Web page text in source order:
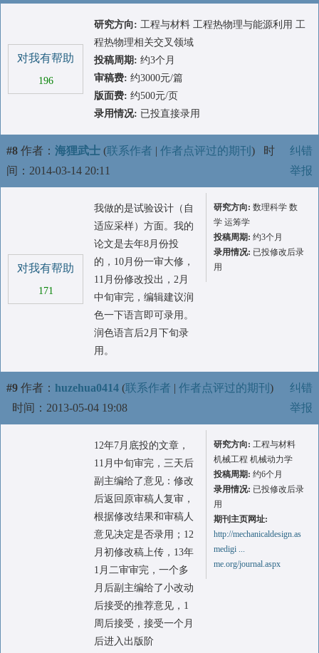
对我有帮助
196
研究方向: 工程与材料 工程热物理与能源利用 工
程热物理相关交叉领域
投稿周期: 约3个月
审稿费: 约3000元/篇
版面费: 约500元/页
录用情况: 已投直接录用
#8 作者： 海狸武士 (联系作者 | 作者点评过的期刊 ) 时
间：2014-03-14 20:11
纠错
举报
对我有帮助
171
我做的是试验设计（自
适应采样）方面。我的
论文是去年8月份投
的，10月份一审大修，
11月份修改投出，2月
中旬审完，编辑建议润
色一下语言即可录用。
润色语言后2月下旬录
用。
研究方向: 数理科学 数
学 运筹学
投稿周期: 约3个月
录用情况: 已投修改后录
用
#9 作者： huzehua0414 (联系作者 | 作者点评过的期刊 )
时间：2013-05-04 19:08
纠错
举报
12年7月底投的文章，
11月中旬审完，三天后
副主编给了意见：修改
后返回原审稿人复审，
根据修改结果和审稿人
意见决定是否录用；12
月初修改稿上传，13年
1月二审审完，一个多
月后副主编给了小改动
后接受的推荐意见，1
周后接受，接受一个月
后进入出版阶
研究方向: 工程与材料
机械工程 机械动力学
投稿周期: 约6个月
录用情况: 已投修改后录
用
期刊主页网址:
http://mechanicaldesign.as
medigi ...
me.org/journal.aspx